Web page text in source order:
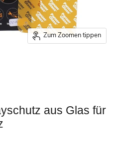
Zum Zoomen tippen
aus Glas für